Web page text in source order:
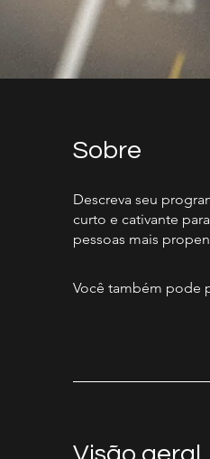
Sobre
Descreva seu
curto e cativante
pessoas mais
Você também pode